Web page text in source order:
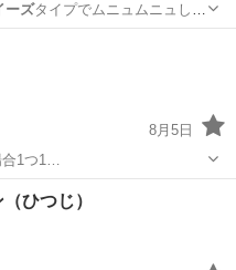
ーズタイプでムニュムニュしま
8月5日
合1つ1…
ーズ
ひつじ）